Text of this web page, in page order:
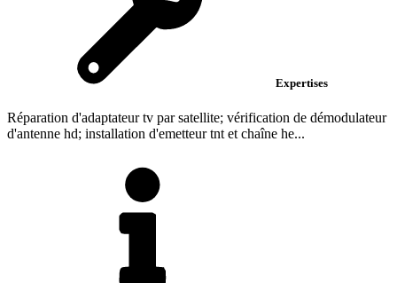
Expertises
Réparation d'adaptateur tv par satellite; vérification de démodulateur
d'antenne hd; installation d'emetteur tnt et chaîne he...